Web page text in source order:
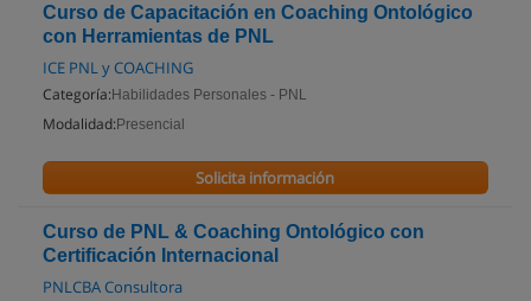
Curso de Capacitación en Coaching Ontológico
con Herramientas de PNL
ICE PNL y COACHING
Categoría: Habilidades Personales - PNL
Modalidad: Presencial
Solicita información
Curso de PNL & Coaching Ontológico con
Certificación Internacional
PNLCBA Consultora